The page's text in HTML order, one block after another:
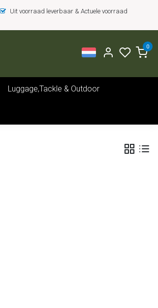
Uit voorraad leverbaar & Actuele voorraad
0
Luggage,Tackle & Outdoor